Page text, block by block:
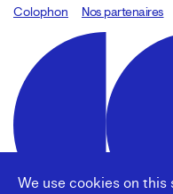
We use cookies on this
Colophon
Design:Marcel Kaczmarek,
Nos partenaires